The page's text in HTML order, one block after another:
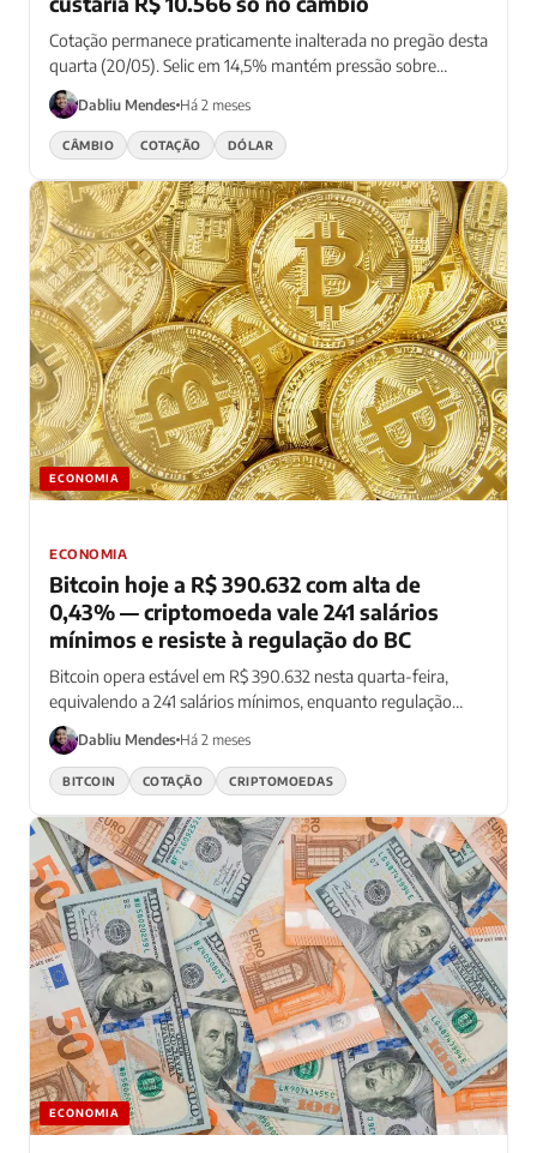
Cotação permanece praticamente inalterada no pregão desta
quarta (20/05). Selic em 14,5% mantém pressão sobre
investimentos externos.
Dabliu Mendes Há 2 meses
CÂMBIO COTAÇÃO DÓLAR
ECONOMIA
ECONOMIA
Bitcoin hoje a R$ 390.632 com alta de
0,43% — criptomoeda vale 241 salários
mínimos e resiste à regulação do BC
Bitcoin opera estável em R$ 390.632 nesta quarta-feira,
equivalendo a 241 salários mínimos, enquanto regulação
brasileira avança
Dabliu Mendes Há 2 meses
BITCOIN COTAÇÃO CRIPTOMOEDAS
ECONOMIA